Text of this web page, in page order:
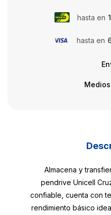
hasta en
hasta en
Almacena y
pendrive Unicell
confiable, cuenta con
rendimiento básico